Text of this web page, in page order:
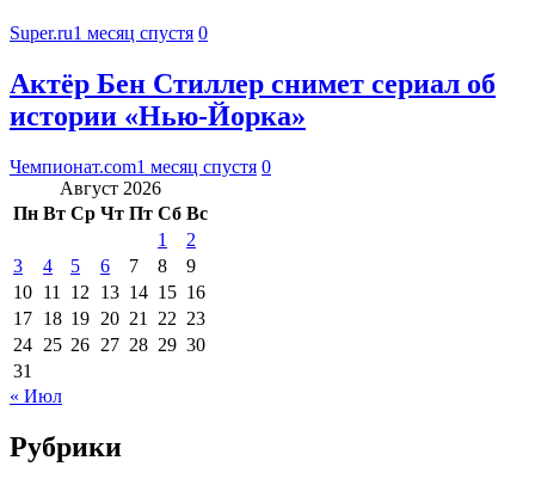
Super.ru1 месяц спустя 0
Актёр Бен Стиллер снимет сериал об
истории «Нью-Йорка»
Чемпионат.com1 месяц спустя 0
Август 2026
Пн Вт Ср Чт Пт Сб Вс
1
2
3
4 5 6 7 8
9
10 11 12 13 14 15 16
17 18 19 20 21 22 23
24 25 26 27 28 29 30
31
« Июл
Рубрики